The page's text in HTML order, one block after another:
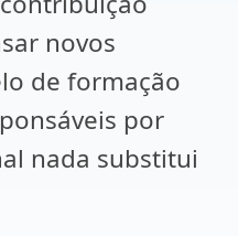
novos
de formação
por
nada substitui